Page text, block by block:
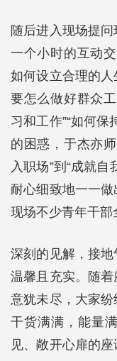
随后进入现场提
一个小时的互动
如何设立合理的
要怎么做好群众
习和工作”“如何
的困惑，于杰亦
入职场”到“成就自
耐心细致地一一做
现场不少青年干部
深刻的见解，接
温馨且充实。随
意犹未尽，大家纷
干货满满，能量
见、敞开心扉的